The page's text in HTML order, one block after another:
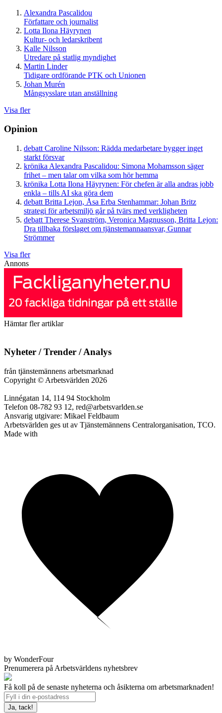
Alexandra Pascalidou
Författare och journalist
Lotta Ilona Häyrynen
Kultur- och ledarskribent
Kalle Nilsson
Utredare på statlig myndighet
Martin Linder
Tidigare ordförande PTK och Unionen
Johan Murén
Mångsysslare utan anställning
Visa fler
Opinion
debatt Caroline Nilsson: Rädda medarbetare bygger inget
starkt försvar
krönika Alexandra Pascalidou: Simona Mohamsson säger
frihet – men talar om vilka som hör hemma
krönika Lotta Ilona Häyrynen: För chefen är alla andras jobb
enkla – tills AI ska göra dem
debatt Britta Lejon, Åsa Erba Stenhammar: Johan Britz
strategi för arbetsmiljö går på tvärs med verkligheten
debatt Therese Svanström, Veronica Magnusson, Britta Lejon:
Dra tillbaka förslaget om tjänstemannaansvar, Gunnar
Strömmer
Visa fler
Annons
Hämtar fler artiklar
Nyheter / Trender / Analys
från tjänstemännens arbetsmarknad
Copyright © Arbetsvärlden 2026
Linnégatan 14, 114 94 Stockholm
Telefon 08-782 93 12, red@arbetsvarlden.se
Ansvarig utgivare: Mikael Feldbaum
Arbetsvärlden ges ut av Tjänstemännens Centralorganisation, TCO.
Made with
by WonderFour
Prenumerera på Arbetsvärldens nyhetsbrev
Få koll på de senaste nyheterna och åsikterna om arbetsmarknaden!